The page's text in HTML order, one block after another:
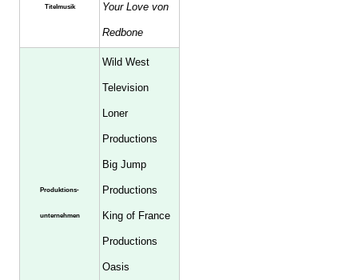
Titelmusik Your Love von
Redbone
Produktions-
unternehmen
Wild West
Television
Loner
Productions
Big Jump
Productions
King of France
Productions
Oasis